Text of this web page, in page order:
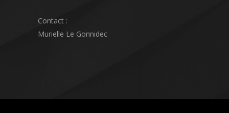
Contact :
Murielle Le Gonnidec